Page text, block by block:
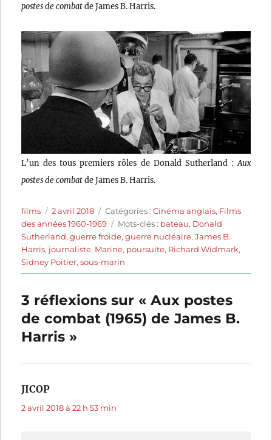
postes de combatde James B. Harris.
L’un des tous premiers rôles de Donald Sutherland : Aux
postes de combatde James B. Harris.
Auteur
films
Publié
le
2 avril 2018 Catégories
Catégories :Cinéma anglais, Films
des années 1960-1969
Étiquettes
Mots-clés : bateau, Donald
Sutherland,guerre froide,guerre nucléaire,James B.
Harris, journaliste, Marine, poursuite, Richard Widmark,
Sidney Poitier,sous-marin
3 réflexions sur « Aux postes
de combat (1965) de James B.
Harris »
JICOP
2 avril 2018 à 22 h 53 min